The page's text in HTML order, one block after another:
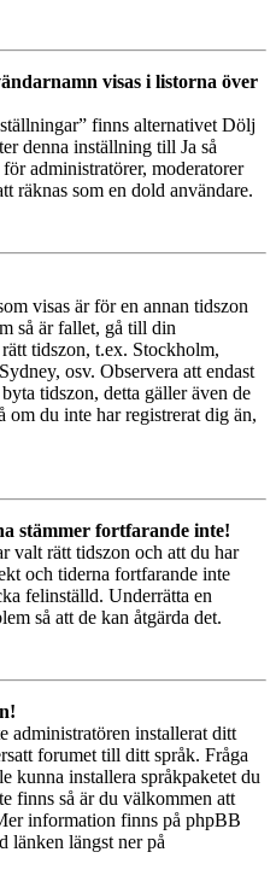
visas i listorna över
finns alternativet Dölj
denna inställning till Ja så
administratörer, moderatorer
räknas som en dold användare.
visas är för en annan tidszon
så är fallet, gå till din
tidszon, t.ex. Stockholm,
osv. Observera att endast
tidszon, detta gäller även de
om du inte har registrerat dig än,
stämmer fortfarande inte!
valt rätt tidszon och att du har
och tiderna fortfarande inte
felinställd. Underrätta en
så att de kan åtgärda det.
administratören installerat ditt
forumet till ditt språk. Fråga
kunna installera språkpaketet du
finns så är du välkommen att
information finns på phpBB
länken längst ner på